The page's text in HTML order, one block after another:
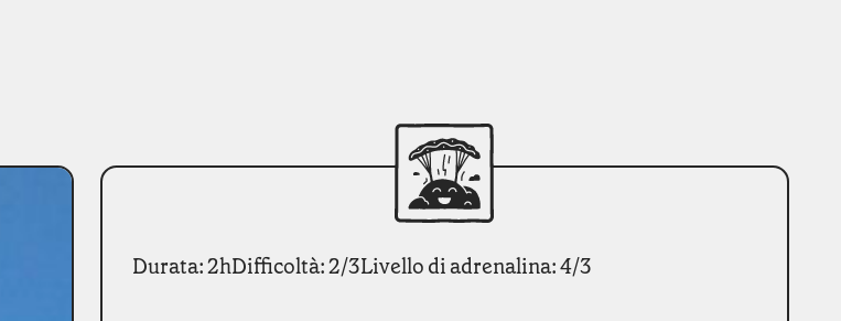
Durata: 2hDifficoltà: 2/3Livello di adrenalina: 4/3